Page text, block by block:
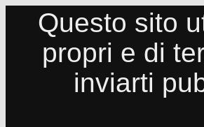
Questo sito
propri e di
inviarti